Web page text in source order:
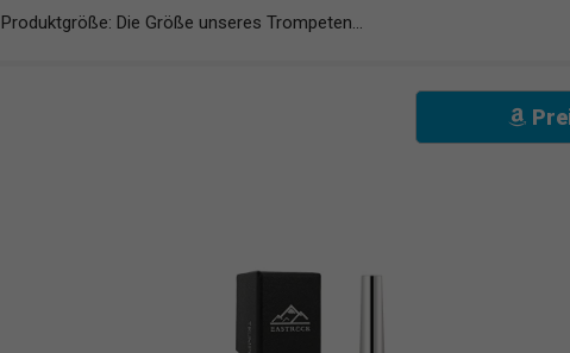
Produktgröße: Die Größe unseres Trompeten...